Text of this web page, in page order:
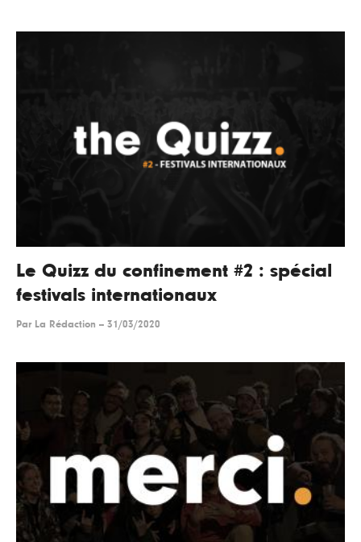
Le Quizz du confinement #2 : spécial
festivals internationaux
Par La Rédaction -- 31/03/2020